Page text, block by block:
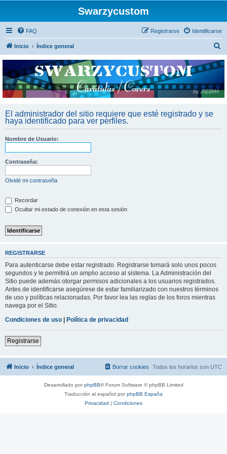
Swarzycustom
FAQ Identificarse
Registrarse
Inicio Índice general
c
El administrador del sitio requiere que esté registrado y se
haya identificado para ver perfiles.
Nombre de Usuario:
Contraseña:
Olvidé mi contraseña
Recordar
Ocultar mi estado de conexión en esta sesión
REGISTRARSE
Para autenticarse debe estar registrado. Registrarse tomará solo unos pocos
segundos y le permitirá un amplio acceso al sistema. La Administración del
Sitio puede además otorgar permisos adicionales a los usuarios registrados.
Antes de identificarse asegúrese de estar familiarizado con nuestros términos
de uso y políticas relacionadas. Por favor lea las reglas de los foros mientras
navega por el Sitio.
Condiciones de uso | Política de privacidad
Registrarse
Inicio Índice general Todos los horarios son UTC
Borrar cookies
Desarrollado porphpBB® Forum Software © phpBB Limited
Traducción al español porphpBB España
Privacidad | Condiciones